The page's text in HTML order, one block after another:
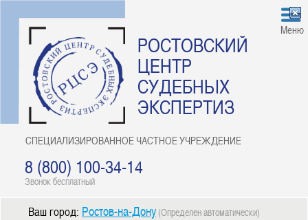
РОСТОВСКИЙ
ЦЕНТР
СУДЕБНЫХ
ЭКСПЕРТИЗ
СПЕЦИАЛИЗИРОВАННОЕ ЧАСТНОЕ УЧРЕЖДЕНИЕ
8 (800) 100-34-14
Звонок бесплатный
Меню
Ваш город: Ростов-на-Дону (Определен автоматически)